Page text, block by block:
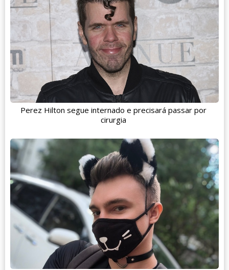
Perez Hilton segue internado e precisará passar por
cirurgia